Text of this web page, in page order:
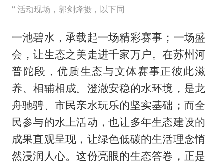
活动现场，郭剑烽摄，以下同
一池碧水，承载起一场精彩赛事；一场盛
会，让生态之美走进千家万户。在苏州河
普陀段，优质生态与文体赛事正彼此滋
养、相辅相成。澄澈安稳的水环境，是龙
舟驰骋、市民亲水玩乐的坚实基础；而全
民参与的水上活动，也让多年生态建设的
成果直观呈现，让绿色低碳的生活理念悄
然浸润人心。这份亮眼的生态答卷，正是